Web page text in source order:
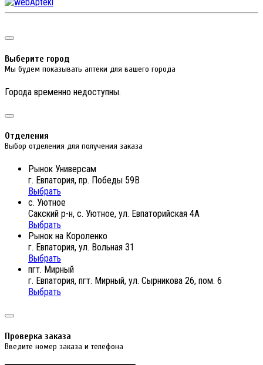
Выберите город
Мы будем показывать аптеки для вашего города
Города временно недоступны.
Отделения
Выбор отделения для получения заказа
Рынок Универсам
г. Евпатория, пр. Победы 59В
Выбрать
с. Уютное
Сакский р-н, с. Уютное, ул. Евпаторийская 4А
Выбрать
Рынок на Короленко
г. Евпатория, ул. Вольная 31
Выбрать
пгт. Мирный
г. Евпатория, пгт. Мирный, ул. Сырникова 26, пом. 6
Выбрать
Проверка заказа
Введите номер заказа и телефона